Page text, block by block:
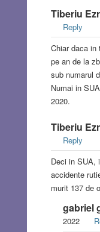
Tiberiu
Reply
Chiar daca in
pe an de la
sub numarul
Numai in
2020.
Tiberiu
Reply
Deci in SUA,
accidente
murit 137 de
gabriel
2022